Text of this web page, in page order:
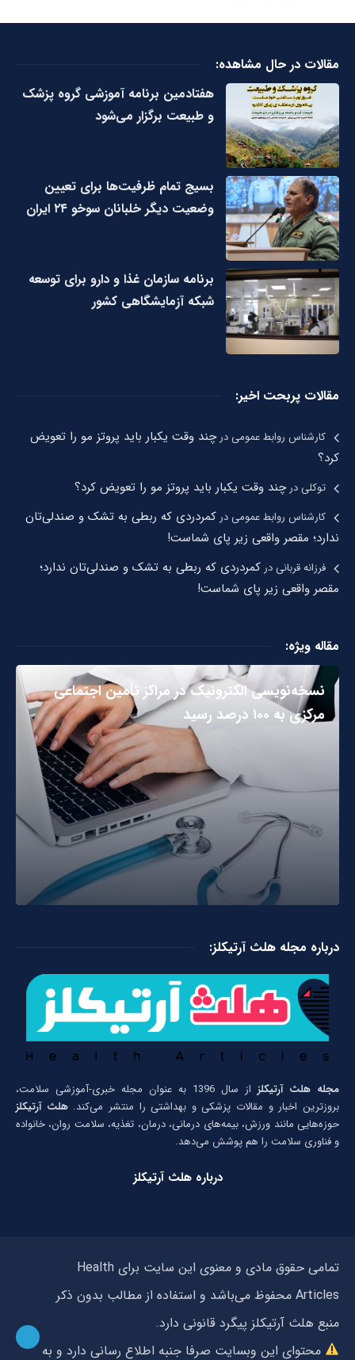
مقالات در حال مشاهده:
هفتادمین برنامه آموزشی گروه پزشک
و طبیعت برگزار می‌شود
بسیج تمام ظرفیت‌ها برای تعیین
وضعیت دیگر خلبانان سوخو ۲۴ ایران
برنامه سازمان غذا و دارو برای توسعه
شبکه آزمایشگاهی کشور
مقالات پربحت اخیر:
کارشناس روابط عمومیدرچند وقت یکبار باید پروتز مو را تعویض
کرد؟
توکلیدرچند وقت یکبار باید پروتز مو را تعویض کرد؟
کارشناس روابط عمومیدر کمردردی که ربطی به تشک و صندلی‌تان
ندارد؛ مقصر واقعی زیر پای شماست!
فرزانه قربانیدر کمردردی که ربطی به تشک و صندلی‌تان ندارد؛
مقصر واقعی زیر پای شماست!
مقاله ویژه:
نسخه‌نویسی الکترونیک در مراکز تأمین اجتماعی
مرکزی به ۱۰۰ درصد رسید
درباره مجله هلث آرتیکلز:
مجله هلث آرتیکلز
از سال 1396 به عنوان مجله خبری-آموزشی سلامت،
بروزترین اخبار و مقالات پزشکی و بهداشتی را منتشر می‌کند.هلث آرتیکلز
حوزه‌هایی مانند ورزش، بیمه‌های درمانی، درمان، تغذیه، سلامت روان، خانواده
و فناوری سلامت را هم پوشش می‌دهد.
درباره هلث آرتیکلز
تمامی حقوق مادی و معنوی این سایت برای Health
Articles محفوظ می‌باشد و استفاده از مطالب بدون ذکر
منبع هلث آرتیکلز پیگرد قانونی دارد.
محتوای این وبسایت صرفا جنبه اطلاع رسانی دارد و به